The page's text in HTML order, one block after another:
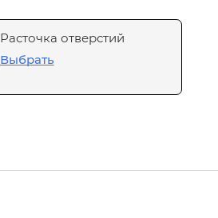
Расточка отверстий
Выбрать